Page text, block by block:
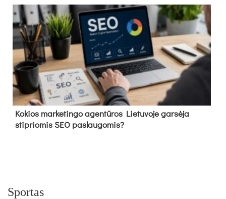
Kokios marketingo agentūros Lietuvoje garsėja
stipriomis SEO paslaugomis?
Sportas